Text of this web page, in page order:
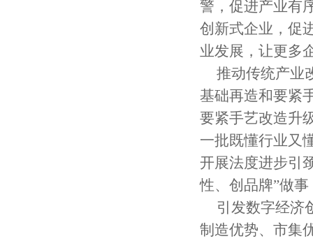
警，促进产业有
创新式企业，促
业发展，让更多
推动传统产业
基础再造和要紧
要紧手艺改造升
一批既懂行业又
开展法度进步引
性、创品牌”做
引发数字经济
制造优势、市集